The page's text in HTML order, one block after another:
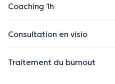
Coaching 1h
Consultation en visio
Traitement du burnout